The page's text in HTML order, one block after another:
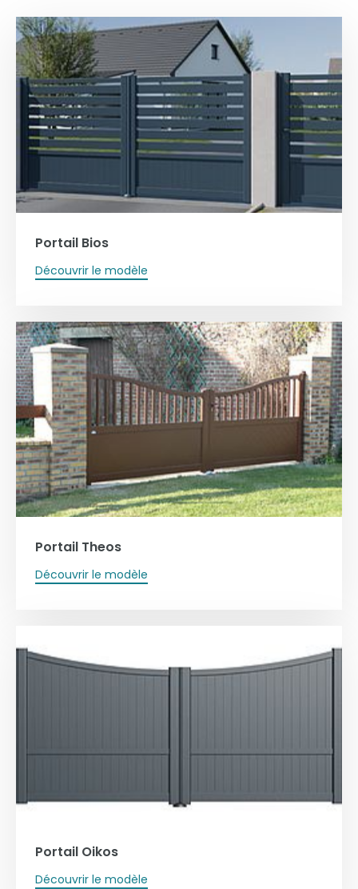
Portail Bios
Découvrir le modèle
Portail Theos
Découvrir le modèle
Portail Oikos
Découvrir le modèle